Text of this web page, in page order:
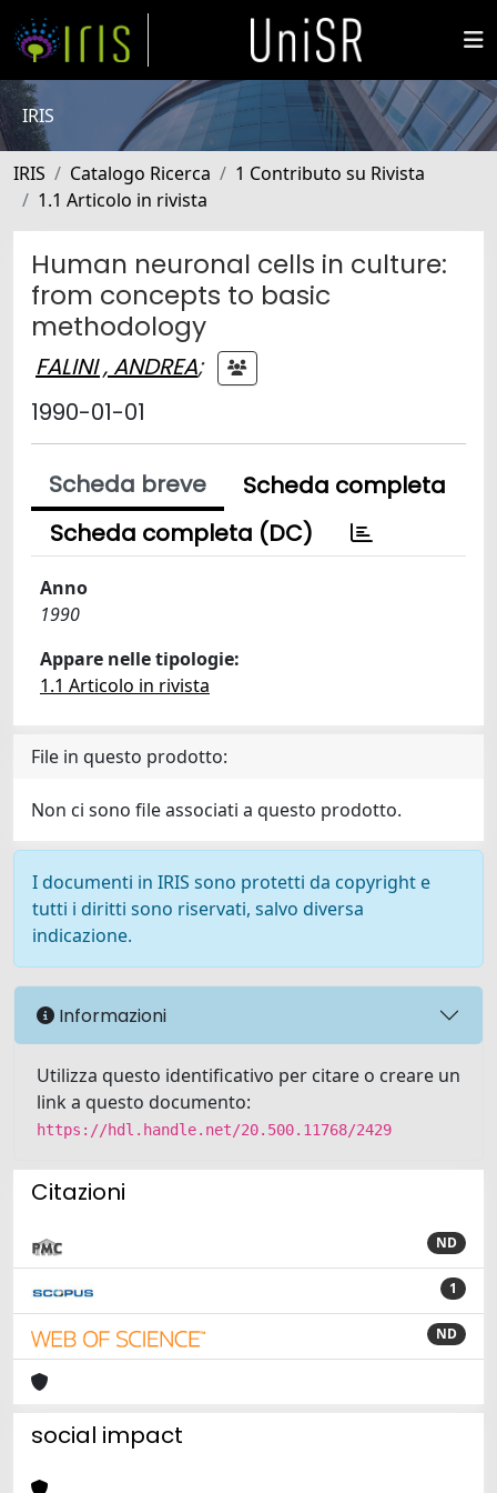
IRIS
IRIS Catalogo Ricerca
1 Contributo su Rivista
1.1 Articolo in rivista
Human neuronal cells in culture:
from concepts to basic
methodology
FALINI , ANDREA;
1990-01-01
Scheda breve
Scheda completa
Scheda completa (DC)
Anno
1990
Appare nelle tipologie:
1.1 Articolo in rivista
File in questo prodotto:
Non ci sono file associati a questo prodotto.
I documenti in IRIS sono protetti da copyright e
tutti i diritti sono riservati, salvo diversa
indicazione.
Informazioni
Utilizza questo identificativo per citare o creare un
link a questo documento:
https://hdl.handle.net/20.500.11768/2429
Citazioni
ND
1
ND
social impact